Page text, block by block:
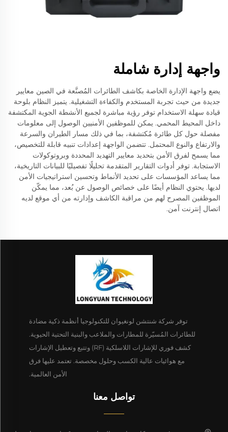
واجهة إدارة شاملة
يضع واجهة الإدارة الخاصة بكاشف الطائرات المُصنَّعة في الصين معايير
جديدة من حيث تجربة المستخدم والكفاءة التشغيلية. يتميز النظام بلوحة
قيادة سهلة الاستخدام توفر رؤية مباشرة لجميع الأنشطة الجوية المكتشفة
داخل المحيط المحمي. يمكن للموظفين الأمنيين الوصول إلى معلومات
مفصلة حول كل طائرة مُكتشفة، بما في ذلك مسار الطيران والسرعة
والارتفاع والنوع المحتمل. تتضمن الواجهة إعدادات تنبيه قابلة للتخصيص،
مما يسمح لفرق الأمن بتحديد معايير التهديد المحددة وبروتوكولات
الاستجابة. توفر أدوات التقارير المتقدمة تحليلًا تفصيليًا للبيانات التاريخية،
مما يساعد المؤسسات على تحديد الأنماط وتحسين استراتيجيات الأمن
لديها. يحتوي النظام أيضًا على خصائص الوصول عن بُعد، مما يمكّن
الموظفين المصرح لهم من مراقبة الكاشف وإدارته من أي موقع لديه
اتصال إنترنت آمن.
توفر شركة شنتشن لونغيوان للتكنولوجيا أنظمة ذكية مضادة
للطائرات المُسيّرة للمطارات والملاعب والبنية التحتية الحيوية.
كشف فوري للإشارات اللاسلكية (RF) وتتبع وتعطيل الإشارات
مع هوائيات عالية الكسب وحلول مخصصة. تعتمد عليها فرق
الأمن العالمية.
تواصل معنا